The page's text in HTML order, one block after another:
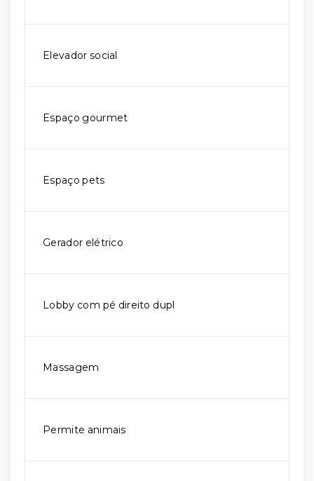
Elevador social
Espaço gourmet
Espaço pets
Gerador elétrico
Lobby com pé direito dupl
Massagem
Permite animais